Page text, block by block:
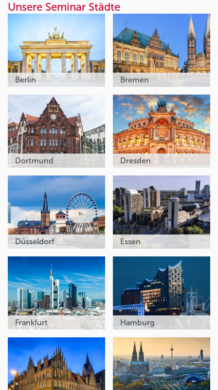
Unsere Seminar Städte
Berlin Bremen
Dortmund Dresden
Düsseldorf Essen
Frankfurt Hamburg